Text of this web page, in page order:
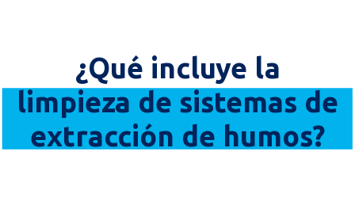
¿Qué incluye la
limpieza de sistemas de
extracción de humos?